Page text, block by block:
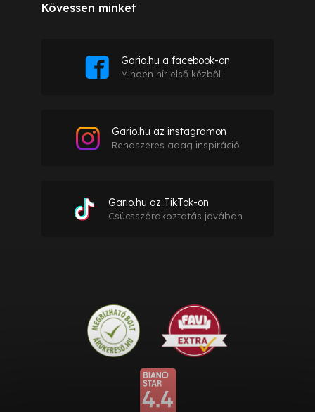
Kövessen minket
Gario.hu a facebook-on
Minden hír első kézből
Gario.hu az instagramon
Rendszeres adag inspiráció
Gario.hu az TikTok-on
Csúcsszórakoztatás javában